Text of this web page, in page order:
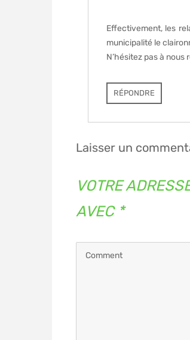
Effectivement, les
municipalité le
N’hésitez pas à
RÉPONDRE
Laisser un
VOTRE
AVEC *